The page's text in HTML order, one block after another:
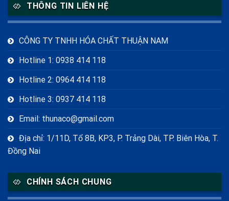
THÔNG TIN LIÊN HỆ
CÔNG TY TNHH HÓA CHẤT THUẬN NAM
Hotline 1: 0938 414 118
Hotline 2: 0964 414 118
Hotline 3: 0937 414 118
Email: thunaco@gmail.com
Địa chỉ: 1/11D, Tổ 8B, KP3, P. Trảng Dài, TP. Biên Hòa, T.
Đồng Nai
CHÍNH SÁCH CHUNG